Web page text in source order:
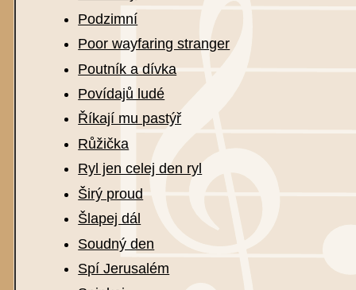
Podzimní
Poor wayfaring stranger
Poutník a dívka
Povídajů ludé
Říkají mu pastýř
Růžička
Ryl jen celej den ryl
Širý proud
Šlapej dál
Soudný den
Spí Jerusalém